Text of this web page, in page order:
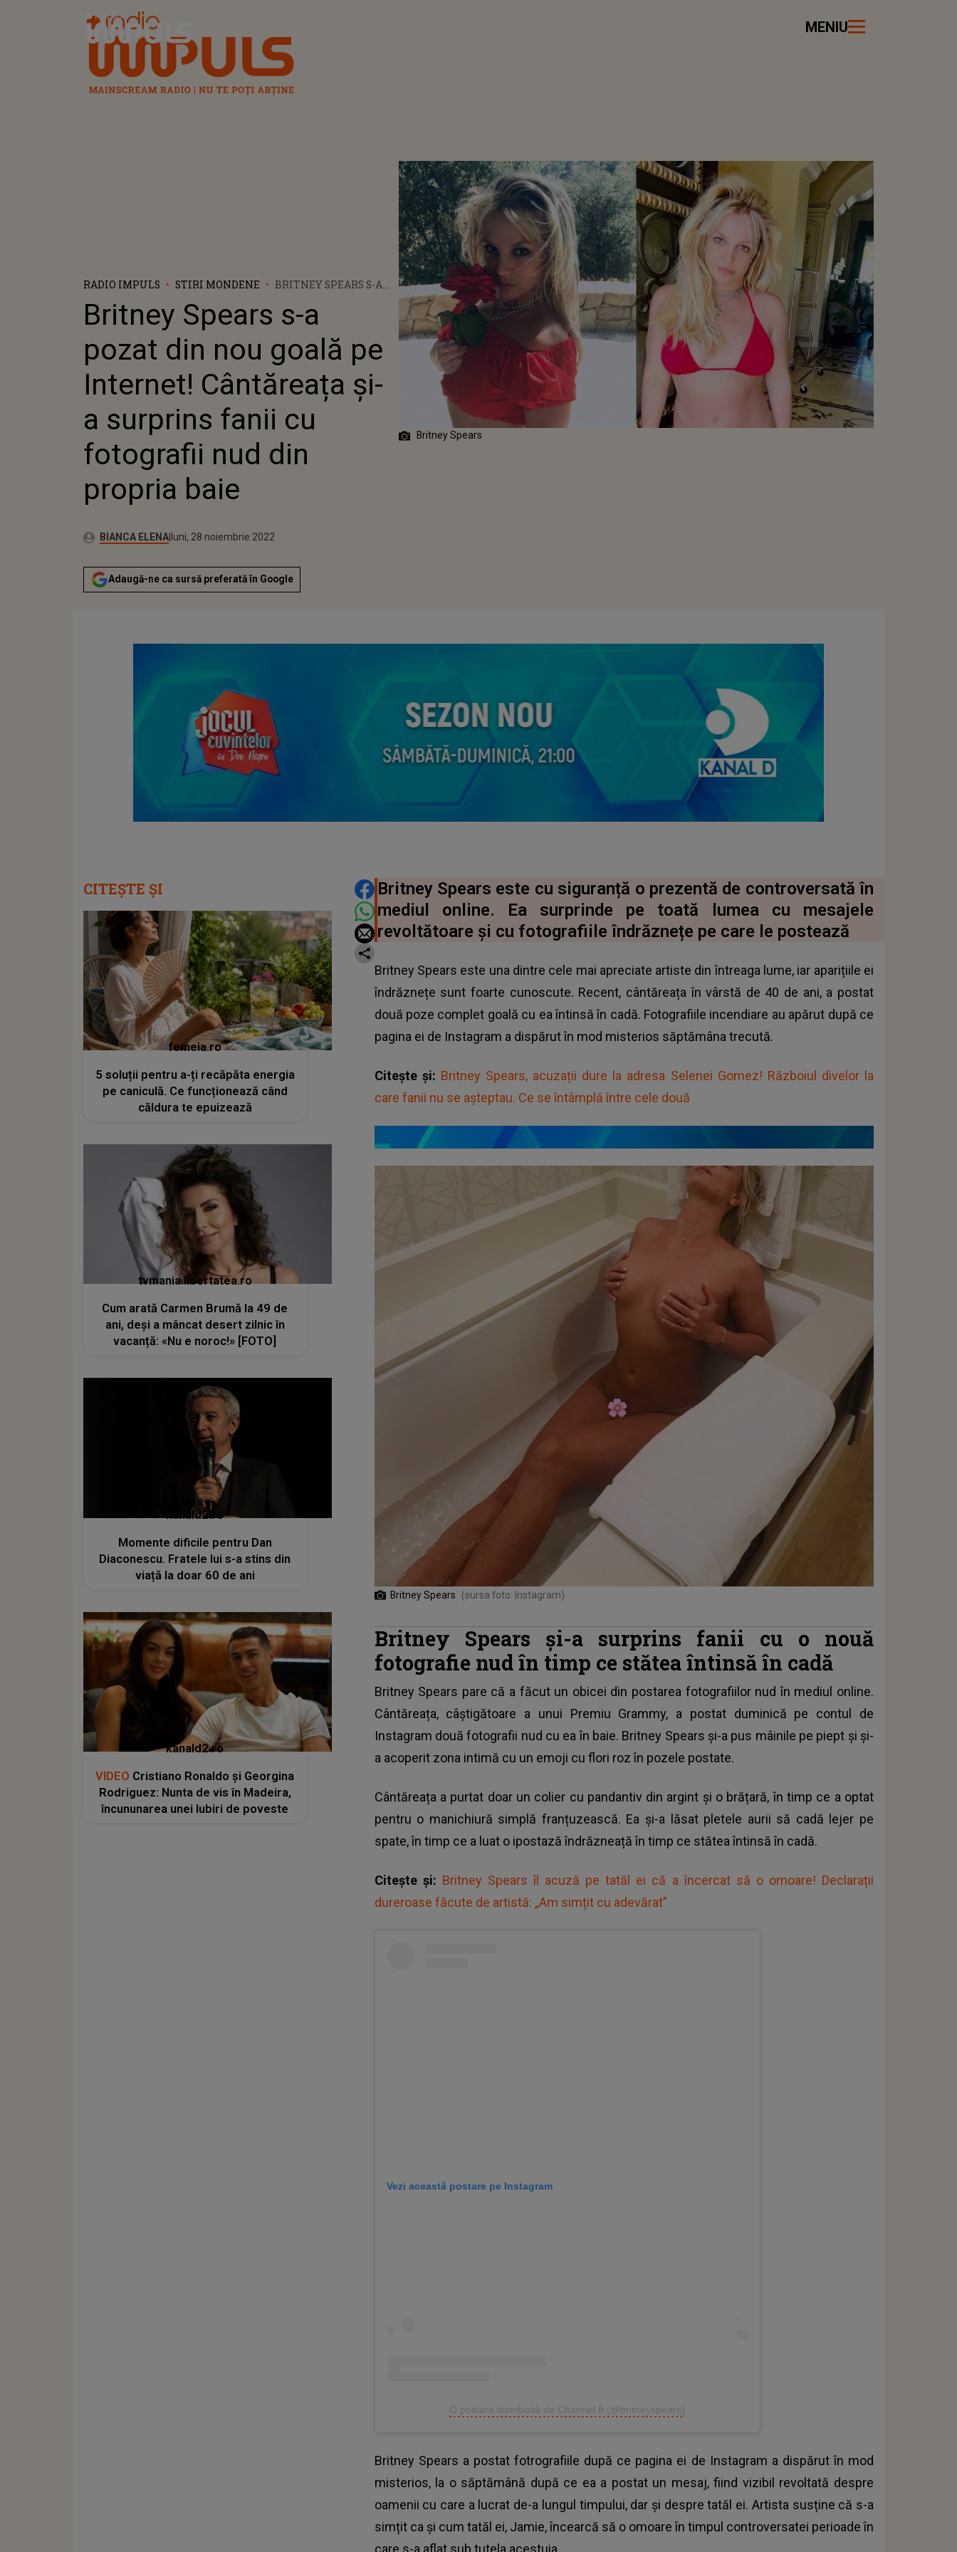
Radio Impuls MENIU
RADIO IMPULS STIRI MONDENE
BRITNEY SPEARS S-A
PE INTERNET!
CÂNTĂREAȚA ȘI-A
SURPRINS FANII CU
FOTOGRAFII NUD DIN
PROPRIA BAIE
Britney Spears s-a
pozat din nou goală pe
Internet! Cântăreața și-
a surprins fanii cu
fotografii nud din
propria baie
Autor:BIANCA ELENAPublicat:
luni, 28 noiembrie 2022
Actualizat:
luni, 28 noiembrie 2022
Adaugă-ne ca sursă preferată în Google
Britney Spears
DISTRIBUIE ARTICOLUL
Britney Spears este cu siguranță o prezentă de controversată în
mediul online. Ea surprinde pe toată lumea cu mesajele
revoltătoare și cu fotografiile îndrăznețe pe care le postează
Britney Spears este una dintre cele mai apreciate artiste din întreaga lume, iar aparițiile ei
îndrăznețe sunt foarte cunoscute. Recent, cântăreața în vârstă de 40 de ani, a postat
două poze complet goală cu ea întinsă în cadă. Fotografiile incendiare au apărut după ce
pagina ei de Instagram a dispărut în mod misterios săptămâna trecută.
Citește și: Britney Spears, acuzații dure la adresa Selenei Gomez! Războiul divelor la
care fanii nu se așteptau. Ce se întâmplă între cele două
Britney Spears (sursa foto: Instagram)
Britney Spears și-a surprins fanii cu o nouă
fotografie nud în timp ce stătea întinsă în cadă
Britney Spears pare că a făcut un obicei din postarea fotografiilor nud în mediul online.
Cântăreața, câștigătoare a unui Premiu Grammy, a postat duminică pe contul de
Instagram două fotografii nud cu ea în baie. Britney Spears și-a pus mâinile pe piept și și-
a acoperit zona intimă cu un emoji cu flori roz în pozele postate.
Cântăreața a purtat doar un colier cu pandantiv din argint și o brățară, în timp ce a optat
pentru o manichiură simplă franțuzească. Ea și-a lăsat pletele aurii să cadă lejer pe
spate, în timp ce a luat o ipostază îndrăzneață în timp ce stătea întinsă în cadă.
Citește și: Britney Spears îl acuză pe tatăl ei că a încercat să o omoare! Declarații
dureroase făcute de artistă: „Am simțit cu adevărat”
Vezi această postare pe Instagram
O postare distribuită de Channel 8 (@britneyspears)
Britney Spears a postat fotrografiile după ce pagina ei de Instagram a dispărut în mod
misterios, la o săptămână după ce ea a postat un mesaj, fiind vizibil revoltată despre
oamenii cu care a lucrat de-a lungul timpului, dar și despre tatăl ei. Artista susține că s-a
simțit ca și cum tatăl ei, Jamie, încearcă să o omoare în timpul controversatei perioade în
care s-a aflat sub tutela acestuia.
CITEȘTE ȘI
femeia.ro
5 soluții pentru a-ți recăpăta energia
pe caniculă. Ce funcționează când
căldura te epuizează
tvmania.libertatea.ro
Cum arată Carmen Brumă la 49 de
ani, deși a mâncat desert zilnic în
vacanță: «Nu e noroc!» [FOTO]
kanald2.ro
Momente dificile pentru Dan
Diaconescu. Fratele lui s-a stins din
viață la doar 60 de ani
kanald2.ro
VIDEO Cristiano Ronaldo și Georgina
Rodriguez: Nunta de vis în Madeira,
încununarea unei Iubiri de poveste